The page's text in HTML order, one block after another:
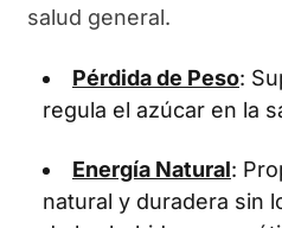
salud general.
Pérdida de Peso:
regula el azúcar en la
Energía Natural:
natural y duradera sin